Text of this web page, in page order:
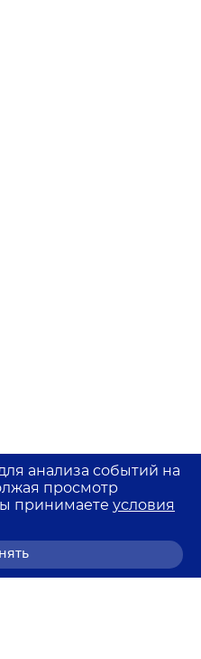
анализа событий на
просмотр
принимаете условия